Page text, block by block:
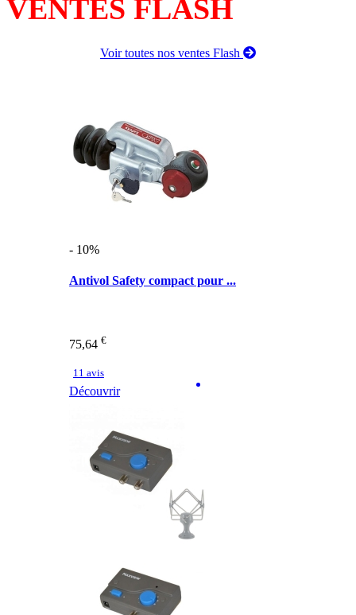
VENTES FLASH
Voir toutes nos ventes Flash
- 10%
Antivol Safety compact pour ...
75,64 €
11 avis
Découvrir